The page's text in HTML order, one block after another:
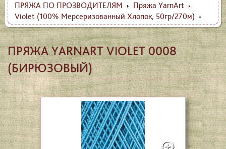
ПРЯЖА ПО ПРОЗВОДИТЕЛЯМ
Пряжа YarnArt
Violet (100% Мерсеризованный Хлопок, 50гр/270м)
ПРЯЖА YARNART VIOLET 0008
(БИРЮЗОВЫЙ)